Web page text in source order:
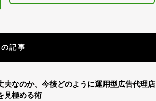
記事
なのか、今後どのように運用型広告代理店
見極める術